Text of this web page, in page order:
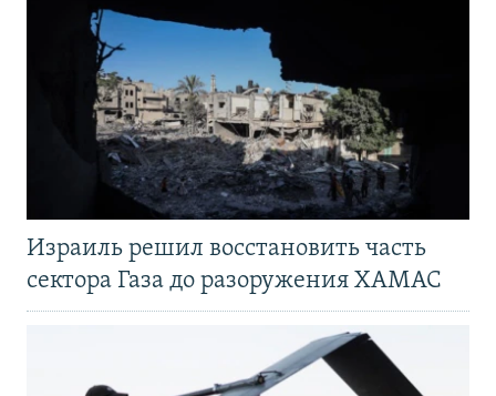
Израиль решил восстановить часть
сектора Газа до разоружения ХАМАС